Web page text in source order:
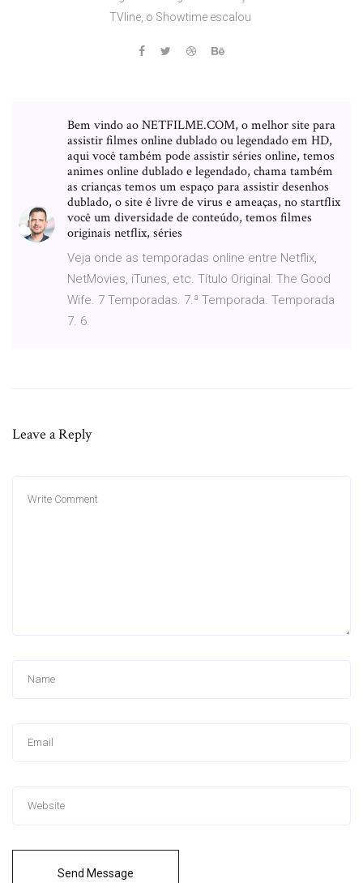
TVline, o Showtime escalou
Bem vindo ao NETFILME.COM, o melhor site para
assistir filmes online dublado ou legendado em HD,
aqui você também pode assistir séries online, temos
animes online dublado e legendado, chama também
as crianças temos um espaço para assistir desenhos
dublado, o site é livre de virus e ameaças, no startflix
você um diversidade de conteúdo, temos filmes
originais netflix, séries
Veja onde as temporadas online entre Netflix,
NetMovies, iTunes, etc. Título Original: The Good
Wife. 7 Temporadas. 7.ª Temporada. Temporada
7. 6.
Leave a Reply
Send Message